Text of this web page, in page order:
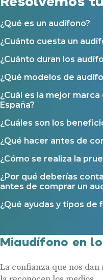
¿Qué es un audífono?
¿Cuánto cuesta un
¿Cuánto duran los
¿Qué modelos de
¿Cuál es la mejor
España?
¿Cuáles son los
¿Qué hacer antes de
¿Cómo se realiza la
¿Por qué deberías
antes de comprar un
¿Qué ayudas y tipos de
Miaudífono en
La confianza que nos
Ayudas y